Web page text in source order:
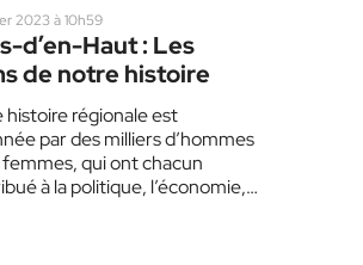
2023 à 10h59
d’en-Haut : Les
de notre histoire
histoire régionale est
par des milliers d’hommes
qui ont chacun
à la politique, l’économie,